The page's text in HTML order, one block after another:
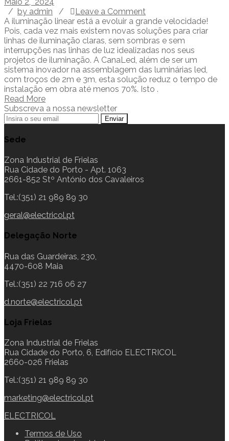
/ by admin /
Leave a Comment
A iluminação linear está a evoluir a grande velocidade!
Pois, cada vez mais existem novas soluções para criar
linhas de iluminação claras, sem sombras e sem
interrupções nas linhas de luz idealizadas nos seus
projetos de iluminação. A CanaLed, além de ser um
sistema inovador na assemblagem das luminárias led,
com troços de 2m e 3m, esta solução reduz o tempo de
instalação em obra até menos 70%. Isto .
Read More
Subscreva a nossa newsletter
Sede
Zona Industrial de Frielas
Rua Cidade do Porto - Apt. 1063
2661-852 Stº António dos Cavaleiros
Tel.:(351) 21 989 89 30
geral@electricol.pt
Delegação Norte
Rua das Guardeiras, 230,
4470-608 Maia
Tel.:(351) 22 716 06 27
d.norte@electricol.pt
Loja Frielas
Zona Industrial de Frielas
Rua Cidade do Porto, 6, Edifício ELECTRICOL
2660-026 Frielas
Tel.:(351) 21 989 89 30
marketing@electricol.pt
ELECTRICOL
Termos de Uso